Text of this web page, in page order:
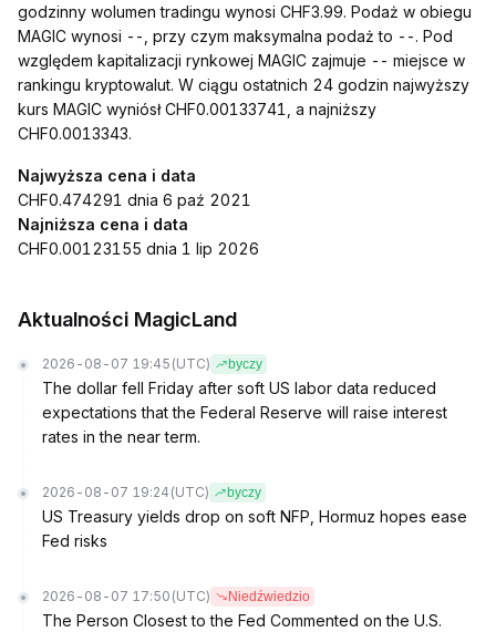
godzinny wolumen tradingu wynosi CHF3.99. Podaż w obiegu
MAGIC wynosi --, przy czym maksymalna podaż to --. Pod
względem kapitalizacji rynkowej MAGIC zajmuje -- miejsce w
rankingu kryptowalut. W ciągu ostatnich 24 godzin najwyższy
kurs MAGIC wyniósł CHF0.00133741, a najniższy
CHF0.0013343.
Najwyższa cena i data
CHF0.474291 dnia 6 paź 2021
Najniższa cena i data
CHF0.00123155 dnia 1 lip 2026
Aktualności MagicLand
2026-08-07 19:45 (UTC) byczy
The dollar fell Friday after soft US labor data reduced
expectations that the Federal Reserve will raise interest
rates in the near term.
2026-08-07 19:24 (UTC) byczy
US Treasury yields drop on soft NFP, Hormuz hopes ease
Fed risks
2026-08-07 17:50 (UTC) Niedźwiedzio
The Person Closest to the Fed Commented on the U.S.